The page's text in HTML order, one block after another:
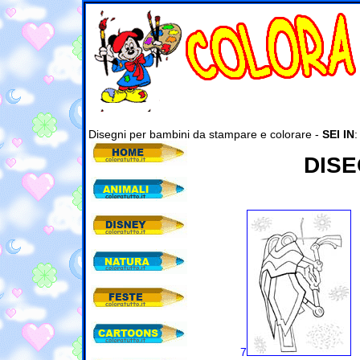
Disegni per bambini da stampare e colorare - SEI IN:
7